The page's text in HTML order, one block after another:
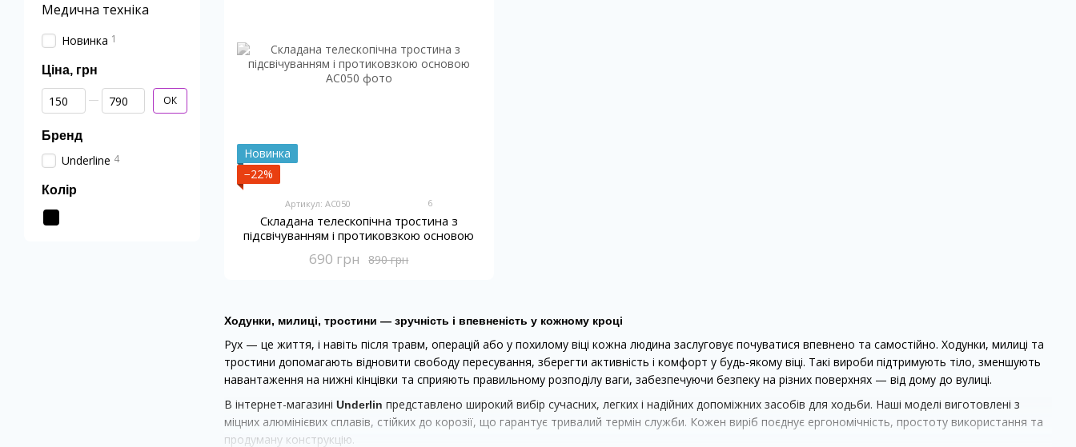
Ходунки, милиці, тростини — зручність і впевненість у кожному кроці
Рух — це життя, і навіть після травм, операцій або у похилому віці кожна людина заслуговує почуватися впевнено та самостійно. Ходунки, милиці та
тростини допомагають відновити свободу пересування, зберегти активність і комфорт у будь-якому віці. Такі вироби підтримують тіло, зменшують
навантаження на нижні кінцівки та сприяють правильному розподілу ваги, забезпечуючи безпеку на різних поверхнях — від дому до вулиці.
В інтернет-магазині Underlin представлено широкий вибір сучасних, легких і надійних допоміжних засобів для ходьби. Наші моделі виготовлені з
міцних алюмінієвих сплавів, стійких до корозії, що гарантує тривалий термін служби. Кожен виріб поєднує ергономічність, простоту використання та
продуману конструкцію.
Новинка
−22%
Артикул: AC050 6
Складана телескопічна тростина з
підсвічуванням і протиковзкою основою
890 грн
690 грн
Медична техніка
Новинка 1
Ціна, грн
Від Ціна, грн
До Ціна, грн ОК
Бренд
Underline 4
Колір